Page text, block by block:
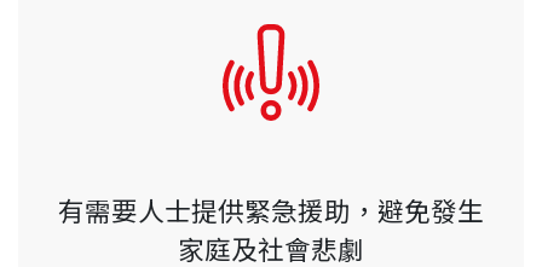
有需要人士提供緊急援助，避免發生
家庭及社會悲劇